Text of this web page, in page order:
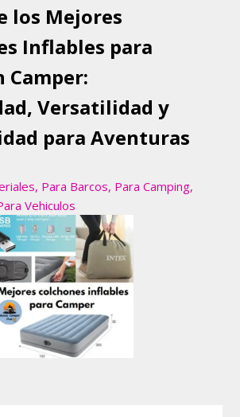
los Mejores
Inflables para
Camper:
Versatilidad y
para Aventuras
, Para Barcos, Para Camping,
Vehiculos